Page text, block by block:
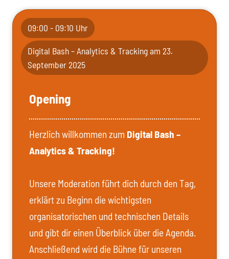
09:00 - 09:10 Uhr
Digital Bash – Analytics & Tracking am 23.
September 2025
Opening
Herzlich willkommen zum Digital Bash –
Analytics & Tracking!
Unsere Moderation führt dich durch den Tag,
erklärt zu Beginn die wichtigsten
organisatorischen und technischen Details
und gibt dir einen Überblick über die Agenda.
Anschließend wird die Bühne für unseren